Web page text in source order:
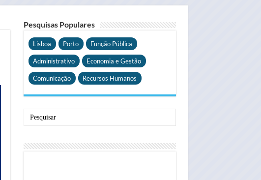
Pesquisas Populares
Lisboa Porto Função Pública
Administrativo Economia e Gestão
Comunicação Recursos Humanos